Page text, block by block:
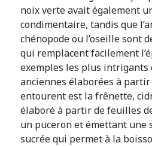
noix verte avait également
condimentaire, tandis que
chénopode ou l’oseille sont
qui remplacent facilement
exemples les plus intrigants
anciennes élaborées à
entourent est la frênette,
élaboré à partir de feuilles
un puceron et émettant une
sucrée qui permet à la